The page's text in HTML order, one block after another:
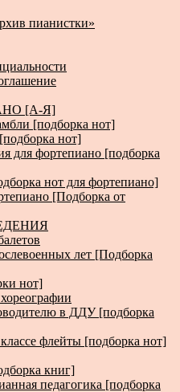
пианистки»
[А-Я]
[подборка нот]
нот]
для фортепиано [подборка
нот для фортепиано]
[Подборка от
лет [Подборка
нот]
в ДДУ [подборка
флейты [подборка нот]
книг]
педагогика [подборка